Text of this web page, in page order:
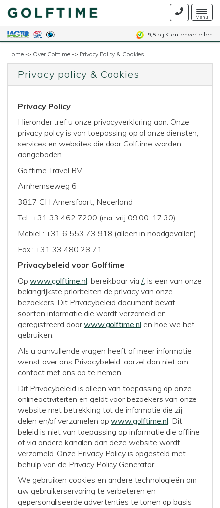
Menu
9,5 bij Klantenvertellen
Home -> Over Golftime -> Privacy Policy & Cookies
Privacy policy & Cookies
Privacy Policy
Hieronder tref u onze privacyverklaring aan. Onze
privacy policy is van toepassing op al onze diensten,
services en websites die door Golftime worden
aangeboden.
Golftime Travel BV
Arnhemseweg 6
3817 CH Amersfoort, Nederland
Tel : +31 33 462 7200 (ma-vrij 09.00-17.30)
Mobiel : +31 6 553 73 918 (alleen in noodgevallen)
Fax : +31 33 480 28 71
Privacybeleid voor Golftime
Op www.golftime.nl , bereikbaar via / , is een van onze
belangrijkste prioriteiten de privacy van onze
bezoekers. Dit Privacybeleid document bevat
soorten informatie die wordt verzameld en
geregistreerd door www.golftime.nl en hoe we het
gebruiken.
Als u aanvullende vragen heeft of meer informatie
wenst over ons Privacybeleid, aarzel dan niet om
contact met ons op te nemen.
Dit Privacybeleid is alleen van toepassing op onze
onlineactiviteiten en geldt voor bezoekers van onze
website met betrekking tot de informatie die zij
delen en/of verzamelen op www.golftime.nl . Dit
beleid is niet van toepassing op informatie die offline
of via andere kanalen dan deze website wordt
verzameld. Onze Privacy Policy is opgesteld met
behulp van de Privacy Policy Generator.
We gebruiken cookies en andere technologieën om
uw gebruikerservaring te verbeteren en
gepersonaliseerde advertenties te tonen op basis